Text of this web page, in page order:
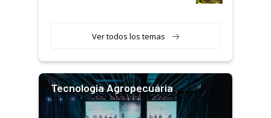
Ver todos los temas
Tecnologia Agropecuária